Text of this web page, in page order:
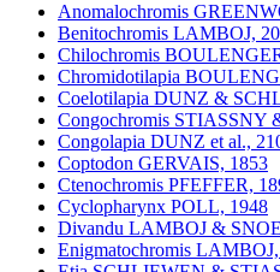
Anomalochromis
Benitochromis LAMBOJ,
Chilochromis
Chromidotilapia
Coelotilapia DUNZ &
Congochromis STIASSNY
Congolapia DUNZ et al.,
Coptodon GERVAIS, 1853
Ctenochromis PFEFFER,
Cyclopharynx POLL, 1948
Divandu LAMBOJ &
Enigmatochromis